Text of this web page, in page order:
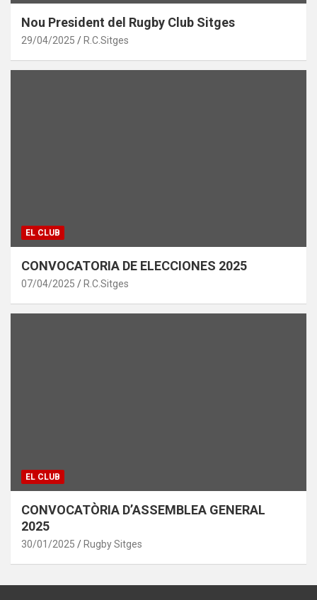
Nou President del Rugby Club Sitges
29/04/2025 R.C.Sitges
EL CLUB
CONVOCATORIA DE ELECCIONES 2025
07/04/2025 R.C.Sitges
EL CLUB
CONVOCATÒRIA D’ASSEMBLEA GENERAL
2025
30/01/2025 Rugby Sitges